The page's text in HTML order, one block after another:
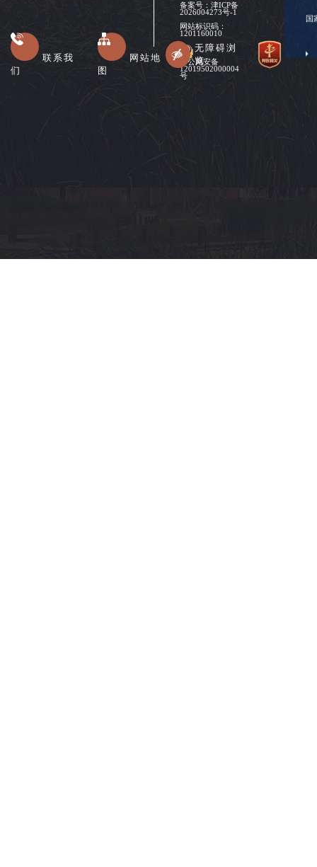
备案号： 津ICP备
2026004273号-1
网站标识码：
1201160010
津公网安备
12019502000004
号
联系我
们
网站地
图
无障碍浏
览
国